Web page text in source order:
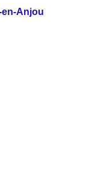
en-Anjou